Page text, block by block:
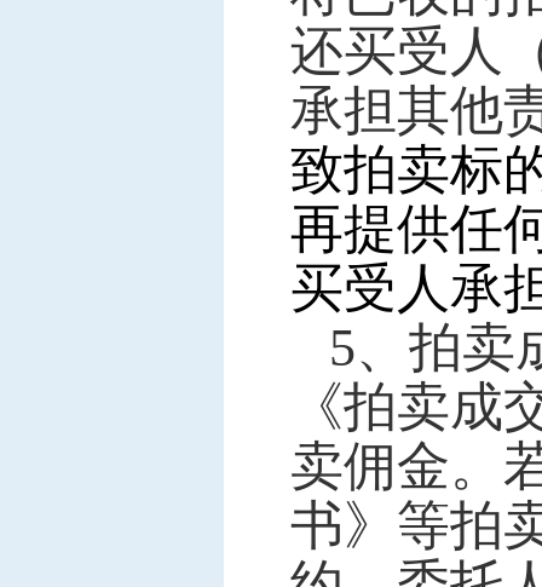
还买受人
承担其他
致拍卖标
再提供任
买受人承
5、拍卖
《拍卖
卖佣金。
书》等拍